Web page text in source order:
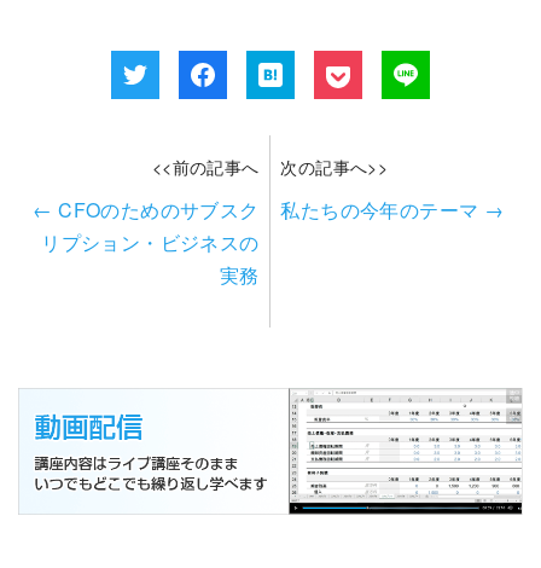
<<前の記事へ
← CFOのためのサブスク
リプション・ビジネスの
実務
次の記事へ>>
私たちの今年のテーマ →